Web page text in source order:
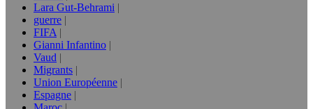
Lara Gut-Behrami
guerre
FIFA
Gianni Infantino
Vaud
Migrants
Union Européenne
Espagne